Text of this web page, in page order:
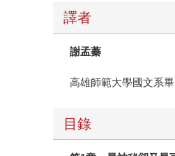
譯者
謝孟蓁
高雄師範大學國文系
目錄